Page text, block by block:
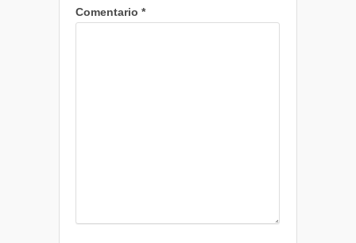
Comentario *